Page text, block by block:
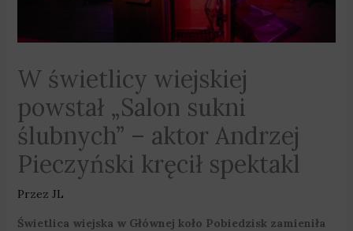
W świetlicy wiejskiej
powstał „Salon sukni
ślubnych” – aktor Andrzej
Pieczyński kręcił spektakl
Przez JL
Świetlica wiejska w Głównej koło Pobiedzisk zamieniła